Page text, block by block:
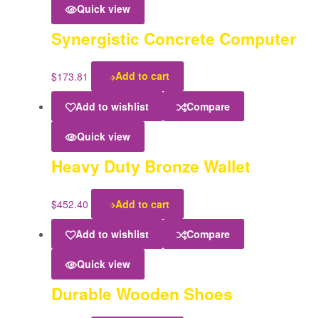
Quick view
Synergistic Concrete Computer
$173.81 Add to cart
Add to wishlist Compare
Quick view
Heavy Duty Bronze Wallet
$452.40 Add to cart
Add to wishlist Compare
Quick view
Durable Wooden Shoes